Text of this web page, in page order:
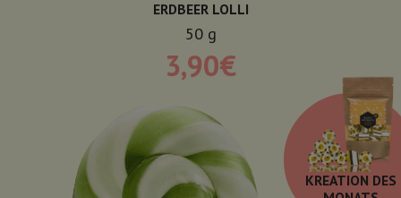
KREATION DES
ERDBEER LOLLI
50 g
3,90€